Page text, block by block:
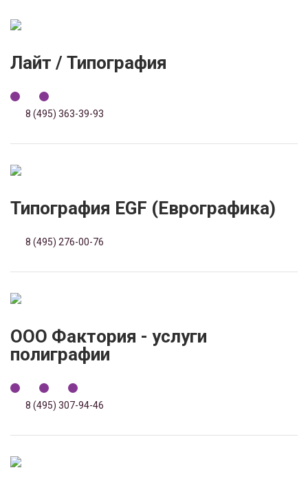
Лайт / Типография
8 (495) 363-39-93
Типография EGF (Еврографика)
8 (495) 276-00-76
ООО Фактория - услуги
полиграфии
8 (495) 307-94-46